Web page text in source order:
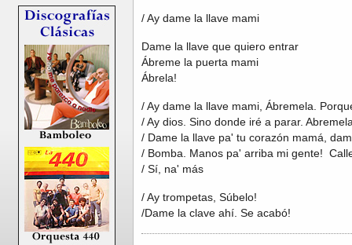
/ Ay dame la llave mami
Dame la llave que quiero entrar
Ábreme la puerta mami
Ábrela!
/ Ay dame la llave mami, Ábremela.
/ Ay dios. Sino donde iré a parar.
/ Dame la llave pa' tu corazón mamá,
/ Bomba. Manos pa' arriba mi gente!
/ Sí, na' más
/ Ay trompetas, Súbelo!
/Dame la clave ahí. Se acabó!